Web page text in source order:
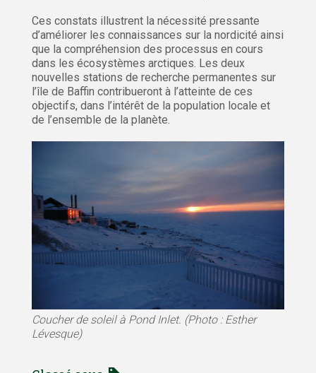
Ces constats illustrent la nécessité pressante
d’améliorer les connaissances sur la nordicité ainsi
que la compréhension des processus en cours
dans les écosystèmes arctiques. Les deux
nouvelles stations de recherche permanentes sur
l’île de Baffin contribueront à l’atteinte de ces
objectifs, dans l’intérêt de la population locale et
de l’ensemble de la planète.
Coucher de soleil à Pond Inlet. (Photo : Esther
Lévesque)